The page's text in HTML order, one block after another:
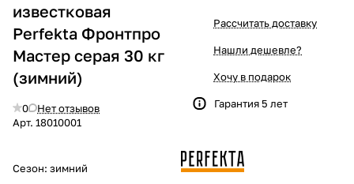
известковая
Perfekta Фронтпро
Мастер серая 30 кг
(зимний)
0
Нет отзывов
Арт. 18010001
Сезон: зимний
Рассчитать доставку
Нашли дешевле?
Хочу в подарок
Гарантия 5 лет